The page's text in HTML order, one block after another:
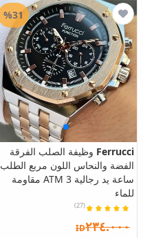
Ferrucci وظيفة الصلب الفرقة
الفضة والنحاس اللون مربع الطلب
ساعة يد رجالية 3 ATM مقاومة
للماء
(27)
ID٢٣٤.٠٠٠
%31